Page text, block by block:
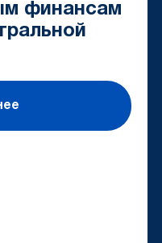
финансам